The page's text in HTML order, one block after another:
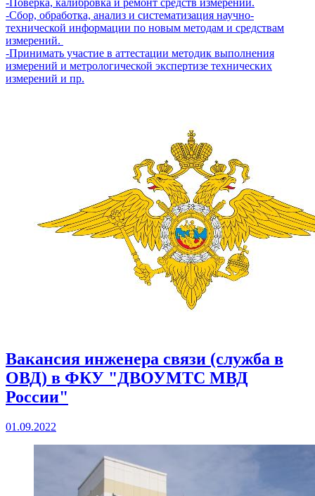
-Сбор, обработка, анализ и систематизация научно-
технической информации по новым методам и средствам
измерений.
-Принимать участие в аттестации методик выполнения
измерений и метрологической экспертизе технических
измерений и пр.
Вакансия инженера связи (служба в
ОВД) в ФКУ "ДВОУМТС МВД
России"
01.09.2022